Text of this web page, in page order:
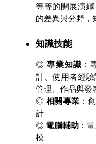
等等的開展演
的差異與分野，
知識技能
◎ 專業知識 ：
計、使用者經
管理、作品與發
◎ 相關專業 ：
計
◎ 電腦輔助 ：
模